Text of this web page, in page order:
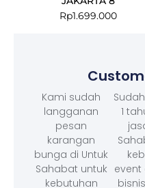
Rp1.699.000
Kami sudah
langganan
pesan
karangan
bunga di Untuk
Sahabat untuk
kebutuhan
1
event